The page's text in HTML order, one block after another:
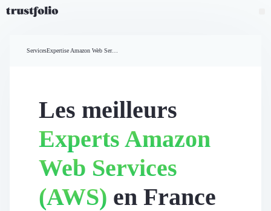
Widgets d'avis
Partage d’avis multicanal
Vidéo de témoignage
Parrainage
Révéler le réseau
Vitrine & média
Accueil
Services Expertise Amazon Web Services (AWS)
Les meilleurs
Experts Amazon
Web Services
(AWS) en France